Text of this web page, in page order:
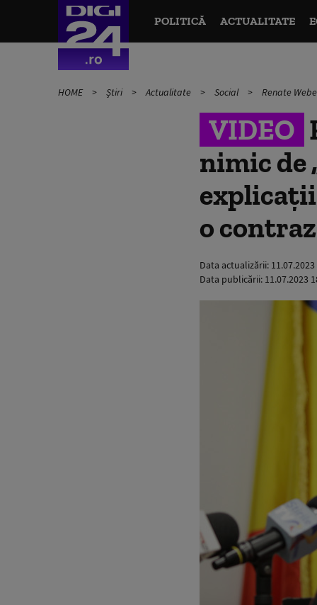
POLITICĂ ACTUALITATE
HOME Știri Actualitate Social Renate
VIDEO
nimic de
o
Data actualizării:
Data publicării: 11.07.2023